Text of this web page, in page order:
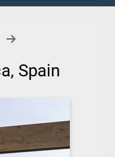
Spain